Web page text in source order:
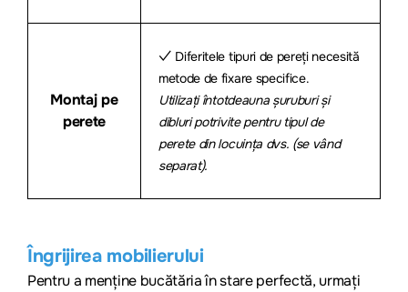
Montaj pe
perete
✓ Diferitele tipuri de pereți necesită
metode de fixare specifice.
Utilizați întotdeauna șuruburi și
dibluri potrivite pentru tipul de
perete din locuința dvs. (se vând
separat).
Îngrijirea mobilierului
Pentru a menține bucătăria în stare perfectă, urmați